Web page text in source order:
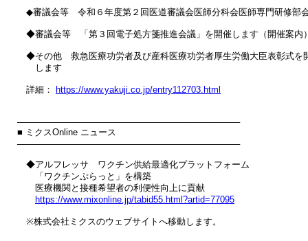
◆審議会等　令和６年度第２回医道審議会医師分科会医師専門研修部
◆審議会等　「第３回電子処方箋推進会議」を開催します（開催案内
◆その他　救急医療功労者及び産科医療功労者厚生労働大臣表彰式を
します
詳細： https://www.yakuji.co.jp/entry112703.html
────────────────────────────────────
■ ミクスOnline ニュース
────────────────────────────────────
◆アルフレッサ　ワクチン供給最適化プラットフォーム
「ワクチンぷらっと」を構築
医療機関と接種希望者の利便性向上に貢献
https://www.mixonline.jp/tabid55.html?artid=77095
※株式会社ミクスのウェブサイトへ移動します。